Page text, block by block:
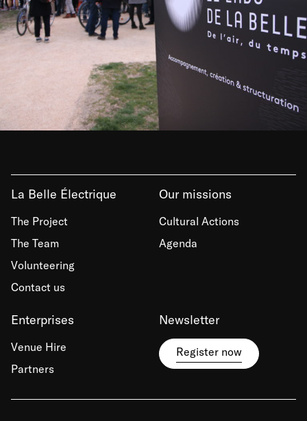
La Belle Électrique
The Project
The Team
Volunteering
Contact us
Our missions
Cultural Actions
Agenda
Enterprises
Venue Hire
Partners
Newsletter
Register now